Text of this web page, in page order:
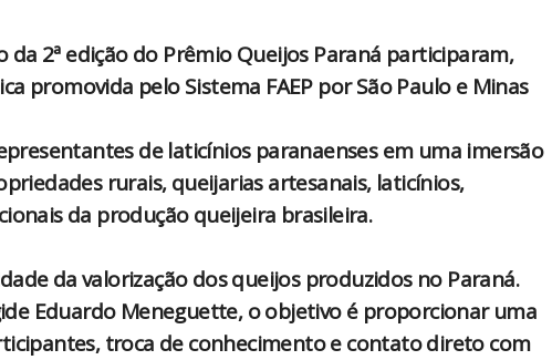
da 2ª edição do Prêmio Queijos Paraná participaram,
promovida pelo Sistema FAEP por São Paulo e Minas
de laticínios paranaenses em uma imersão
rurais, queijarias artesanais, laticínios,
da produção queijeira brasileira.
da valorização dos queijos produzidos no Paraná.
Eduardo Meneguette, o objetivo é proporcionar uma
troca de conhecimento e contato direto com